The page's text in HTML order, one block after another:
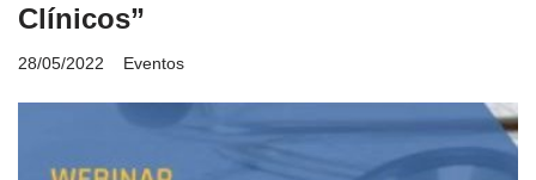
Clínicos”
28/05/2022 Eventos